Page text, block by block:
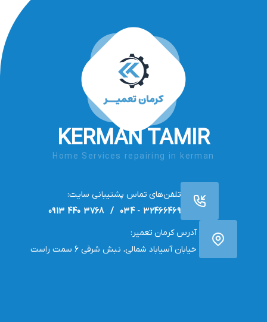
KERMAN TAMIR
Home Services repairing in kerman
تلفن‌های تماس پشتیبانی سایت:
32466469 - 034 / 3768 440 0913
آدرس کرمان تعمیر:
خیابان آسیاباد شمالی، نبش شرقی 6 سمت راست